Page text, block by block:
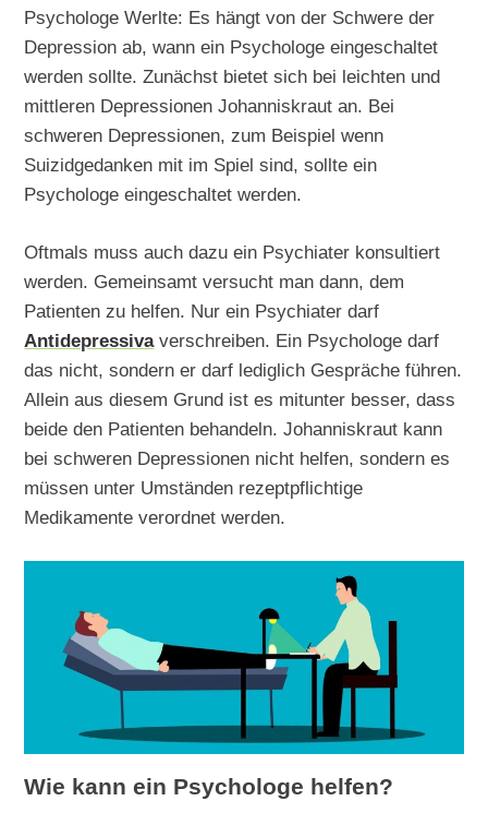
Psychologe Werlte: Es hängt von der Schwere der
Depression ab, wann ein Psychologe eingeschaltet
werden sollte. Zunächst bietet sich bei leichten und
mittleren Depressionen Johanniskraut an. Bei
schweren Depressionen, zum Beispiel wenn
Suizidgedanken mit im Spiel sind, sollte ein
Psychologe eingeschaltet werden.
Oftmals muss auch dazu ein Psychiater konsultiert
werden. Gemeinsamt versucht man dann, dem
Patienten zu helfen. Nur ein Psychiater darf
Antidepressivaverschreiben. Ein Psychologe darf
das nicht, sondern er darf lediglich Gespräche führen.
Allein aus diesem Grund ist es mitunter besser, dass
beide den Patienten behandeln. Johanniskraut kann
bei schweren Depressionen nicht helfen, sondern es
müssen unter Umständen rezeptpflichtige
Medikamente verordnet werden.
Wie kann ein Psychologe helfen?